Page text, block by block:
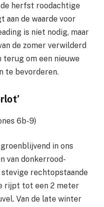
herfst roodachtige
​​aan de waarde voor
is niet nodig, maar
de zomer verwilderd
terug om een ​​​​nieuwe
te bevorderen.
6b-9)
in ons
van donkerrood-
rechtopstaande
rijpt tot een 2 meter
Van de late winter